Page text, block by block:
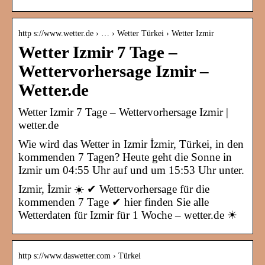
http s://www.wetter.de › … › Wetter Türkei › Wetter Izmir
Wetter Izmir 7 Tage –
Wettervorhersage Izmir –
Wetter.de
Wetter Izmir 7 Tage – Wettervorhersage Izmir |
wetter.de
Wie wird das Wetter in Izmir İzmir, Türkei, in den
kommenden 7 Tagen? Heute geht die Sonne in
Izmir um 04:55 Uhr auf und um 15:53 Uhr unter.
Izmir, İzmir ☀️ ✔ Wettervorhersage für die
kommenden 7 Tage ✔ hier finden Sie alle
Wetterdaten für Izmir für 1 Woche – wetter.de ☀
http s://www.daswetter.com › Türkei